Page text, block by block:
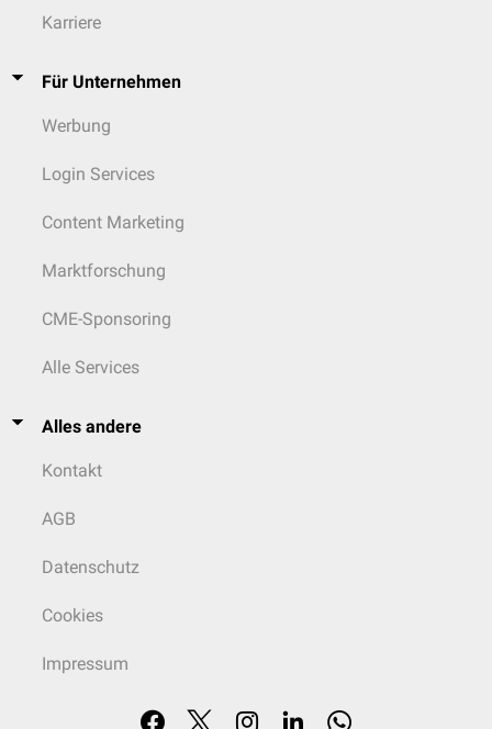
Karriere
Für Unternehmen
Werbung
Login Services
Content Marketing
Marktforschung
CME-Sponsoring
Alle Services
Alles andere
Kontakt
AGB
Datenschutz
Cookies
Impressum